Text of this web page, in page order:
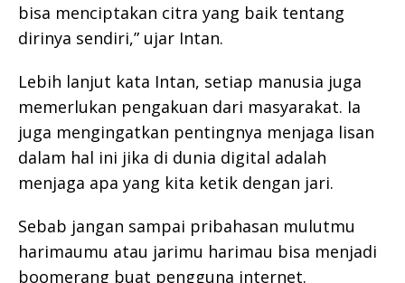
bisa menciptakan citra yang baik tentang
dirinya sendiri,” ujar Intan.
Lebih lanjut kata Intan, setiap manusia juga
memerlukan pengakuan dari masyarakat. Ia
juga mengingatkan pentingnya menjaga lisan
dalam hal ini jika di dunia digital adalah
menjaga apa yang kita ketik dengan jari.
Sebab jangan sampai pribahasan mulutmu
harimaumu atau jarimu harimau bisa menjadi
boomerang buat pengguna internet.